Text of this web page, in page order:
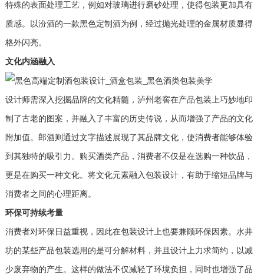
特殊的表面处理工艺，例如对玻璃进行磨砂处理，使得包装更加具有
质感。以汾酒的一款黑色定制酒为例，经过抛光处理的金属材质显得
格外闪亮。
文化内涵融入
设计师需深入挖掘品牌的文化精髓，泸州老窖在产品包装上巧妙地印
制了古老的图案，并融入了丰富的历史传说，从而增强了产品的文化
附加值。郎酒则通过文字描述展现了其品牌文化，使消费者能够体验
到其独特的吸引力。购买酒类产品，消费者不仅是在选购一种饮品，
更是在购买一种文化。将文化元素融入包装设计，有助于缩短品牌与
消费者之间的心理距离。
环保可持续考量
消费者对环保日益重视，因此在包装设计上也要兼顾环保因素。水井
坊的某些产品包装选用的是可分解材料，并且设计上力求简约，以减
少废弃物的产生。这样的做法不仅减轻了环境负担，同时也增强了品